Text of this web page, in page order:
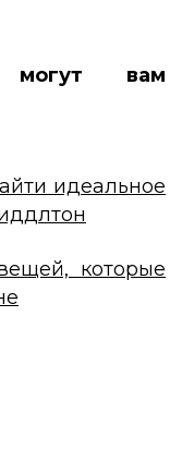
могут вам
идеальное
которые